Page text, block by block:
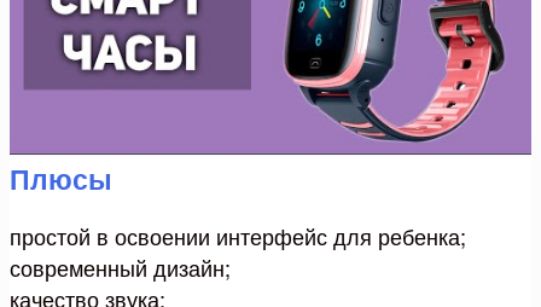
Плюсы
простой в освоении интерфейс для ребенка;
современный дизайн;
качество звука;